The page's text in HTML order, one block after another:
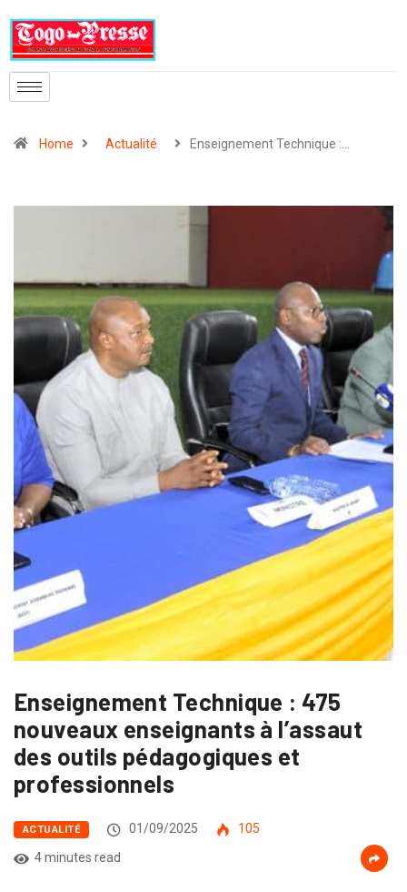
Home Actualité Enseignement Technique :…
Enseignement Technique : 475
nouveaux enseignants à l’assaut
des outils pédagogiques et
professionnels
ACTUALITÉ 01/09/2025
105
4 minutes read